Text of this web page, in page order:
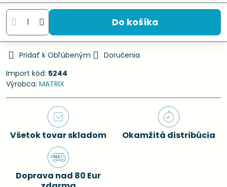
Do košíka
Pridať k Obľúbeným
Doručenia
Import kód: 5244
Výrobca: MATRIX
Všetok tovar skladom Okamžitá distribúcia
Doprava nad 80 Eur